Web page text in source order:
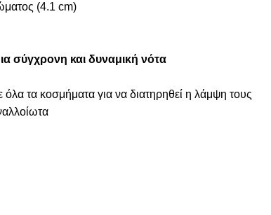
(4.1 cm)
σύγχρονη και δυναμική νότα
τα κοσμήματα για να διατηρηθεί η λάμψη τους